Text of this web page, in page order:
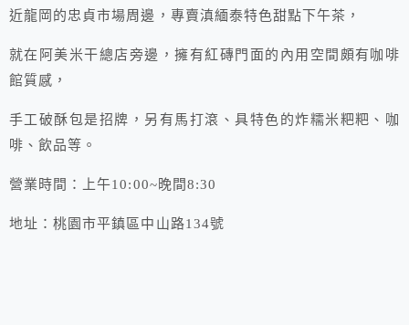
近龍岡的忠貞市場周邊，專賣滇緬泰特色甜點下午茶，
就在阿美米干總店旁邊，擁有紅磚門面的內用空間頗有咖啡
館質感，
手工破酥包是招牌，另有馬打滾、具特色的炸糯米粑粑、咖
啡、飲品等。
營業時間：上午10:00~晚間8:30
地址：桃園市平鎮區中山路134號